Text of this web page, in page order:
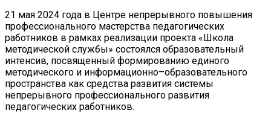
21 мая 2024 года в Центре непрерывного повышения
профессионального мастерства педагогических
работников в рамках реализации проекта «Школа
методической службы» состоялся образовательный
интенсив, посвященный формированию единого
методического и информационно–образовательного
пространства как средства развития системы
непрерывного профессионального развития
педагогических работников.